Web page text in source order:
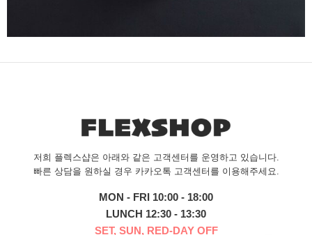
저희 플렉스샵은 아래와 같은 고객센터를 운영하고 있습니다.
빠른 상담을 원하실 경우 카카오톡 고객센터를 이용해주세요.
MON - FRI 10:00 - 18:00
LUNCH 12:30 - 13:30
SET, SUN, RED-DAY OFF